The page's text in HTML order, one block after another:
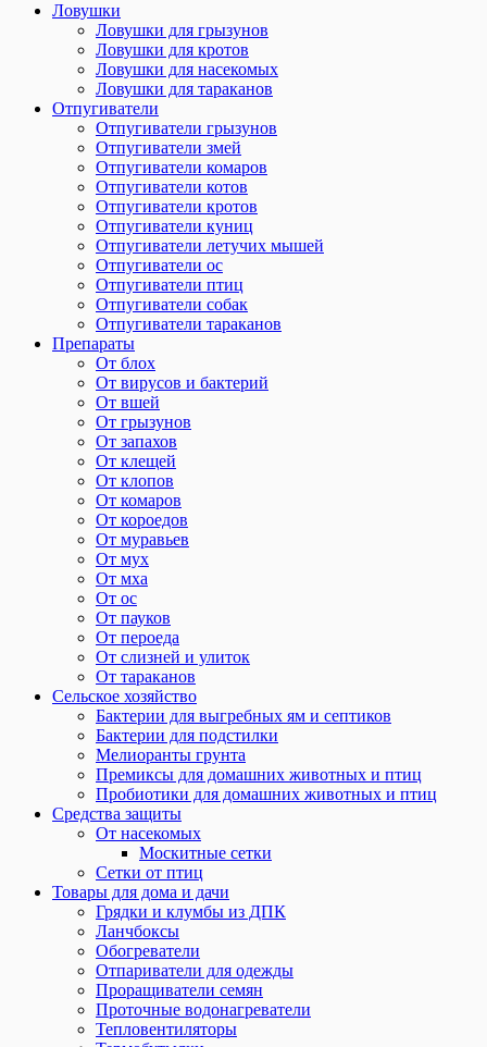
Ловушки
Ловушки для грызунов
Ловушки для кротов
Ловушки для насекомых
Ловушки для тараканов
Отпугиватели
Отпугиватели грызунов
Отпугиватели змей
Отпугиватели комаров
Отпугиватели котов
Отпугиватели кротов
Отпугиватели куниц
Отпугиватели летучих мышей
Отпугиватели ос
Отпугиватели птиц
Отпугиватели собак
Отпугиватели тараканов
Препараты
От блох
От вирусов и бактерий
От вшей
От грызунов
От запахов
От клещей
От клопов
От комаров
От короедов
От муравьев
От мух
От мха
От ос
От пауков
От пероеда
От слизней и улиток
От тараканов
Сельское хозяйство
Бактерии для выгребных ям и септиков
Бактерии для подстилки
Мелиоранты грунта
Премиксы для домашних животных и птиц
Пробиотики для домашних животных и птиц
Средства защиты
От насекомых
Москитные сетки
Сетки от птиц
Товары для дома и дачи
Грядки и клумбы из ДПК
Ланчбоксы
Обогреватели
Отпариватели для одежды
Проращиватели семян
Проточные водонагреватели
Тепловентиляторы